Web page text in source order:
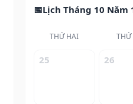
Lịch Tháng 10 Năm
THỨ HAI THỨ
25 26